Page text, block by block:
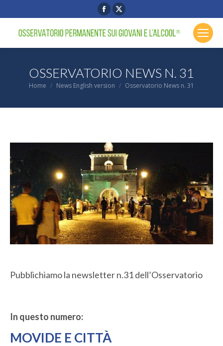
Facebook
page
opens
in
window
X
page
opens
in
window
OSSERVATORIO NEWS N. 31
You are here:
Home News English version Osservatorio News n. 31
Pubblichiamo la newsletter n.31 dell’Osservatorio
In questo numero:
MOVIDE E CITTÀ